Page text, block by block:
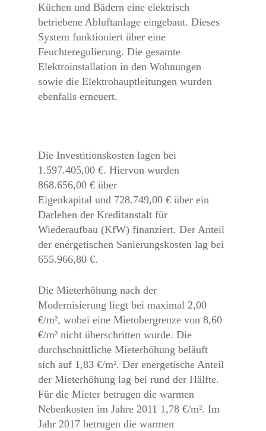
Küchen und Bädern eine elektrisch
betriebene Abluftanlage eingebaut. Dieses
System funktioniert über eine
Feuchteregulierung. Die gesamte
Elektroinstallation in den Wohnungen
sowie die Elektrohauptleitungen wurden
ebenfalls erneuert.
Die Investitionskosten lagen bei
1.597.405,00 €. Hiervon wurden
868.656,00 € über
Eigenkapital und 728.749,00 € über ein
Darlehen der Kreditanstalt für
Wiederaufbau (KfW) finanziert. Der Anteil
der energetischen Sanierungskosten lag bei
655.966,80 €.
Die Mieterhöhung nach der
Modernisierung liegt bei maximal 2,00
€/m², wobei eine Miet­obergrenze von 8,60
€/m² nicht überschritten wurde. Die
durchschnittliche Mieterhöhung beläuft
sich auf 1,83 €/m². Der energetische Anteil
der Mieterhöhung lag bei rund der Hälfte.
Für die Mieter betrugen die warmen
Nebenkosten im Jahre 2011 1,78 €/m². Im
Jahr 2017 betrugen die warmen